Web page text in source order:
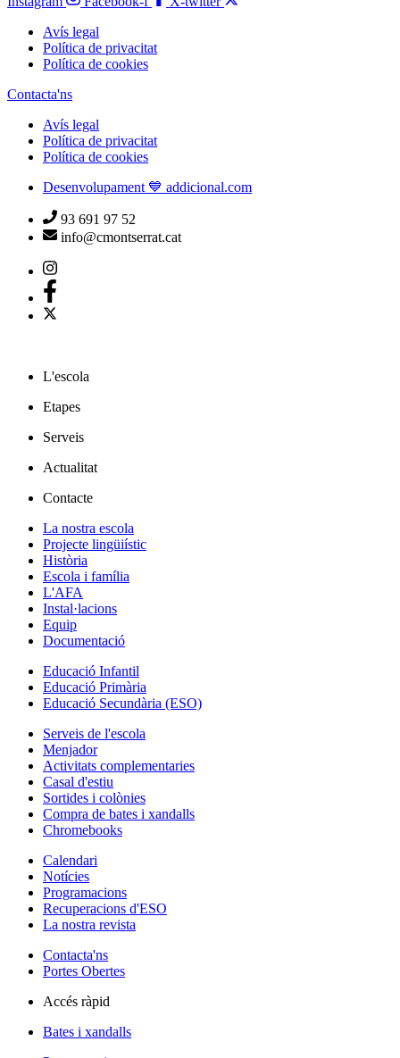
Avís legal
Política de privacitat
Política de cookies
Contacta'ns
Avís legal
Política de privacitat
Política de cookies
Desenvolupament 💙 addicional.com
93 691 97 52
info@cmontserrat.cat
L'escola
Etapes
Serveis
Actualitat
Contacte
La nostra escola
Projecte lingüiístic
Història
Escola i família
L'AFA
Instal·lacions
Equip
Documentació
Educació Infantil
Educació Primària
Educació Secundària (ESO)
Serveis de l'escola
Menjador
Activitats complementaries
Casal d'estiu
Sortides i colònies
Compra de bates i xandalls
Chromebooks
Calendari
Notícies
Programacions
Recuperacions d'ESO
La nostra revista
Contacta'ns
Portes Obertes
Accés ràpid
Bates i xandalls